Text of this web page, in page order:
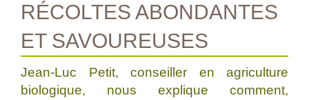
RÉCOLTES ABONDANTES
ET SAVOUREUSES
Jean-Luc Petit, conseiller en agriculture
biologique, nous explique comment,